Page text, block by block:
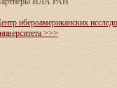
ибероамериканских
>>>